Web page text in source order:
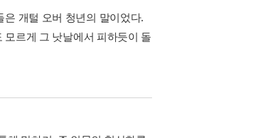
개털 오버 청년의 말이었다.
르게 그 낫날에서 피하듯이 돌